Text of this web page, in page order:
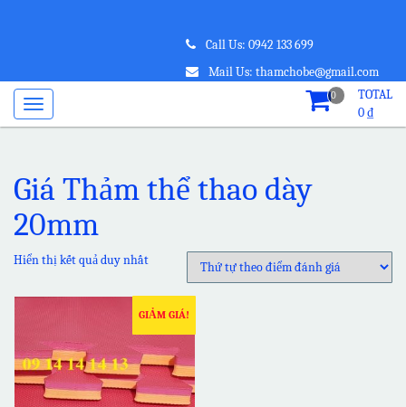
Call Us: 0942 133 699
Mail Us: thamchobe@gmail.com
0
TOTAL
0₫
Giá Thảm thể thao dày
20mm
Hiển thị kết quả duy nhất
GIẢM GIÁ!